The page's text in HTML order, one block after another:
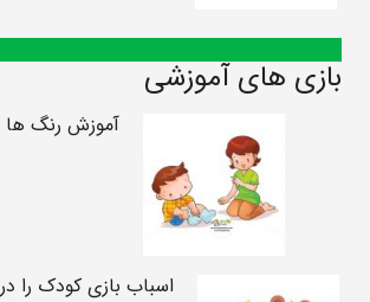
بازی های آموزشی
آموزش رنگ ها
اسباب بازی کودک را